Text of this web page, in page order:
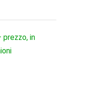
prezzo, in